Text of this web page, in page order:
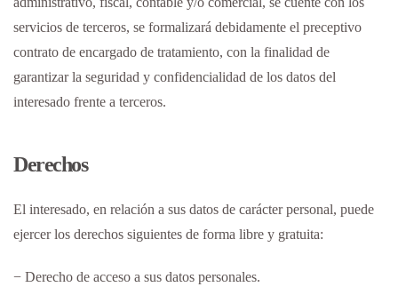
servicios de terceros, se formalizará debidamente el preceptivo
contrato de encargado de tratamiento, con la finalidad de
garantizar la seguridad y confidencialidad de los datos del
interesado frente a terceros.
Derechos
El interesado, en relación a sus datos de carácter personal, puede
ejercer los derechos siguientes de forma libre y gratuita:
− Derecho de acceso a sus datos personales.